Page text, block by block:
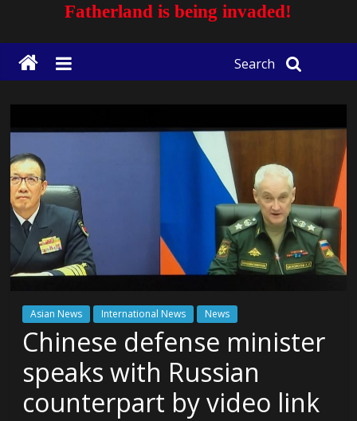
Fatherland is being invaded!
Search
Asian News International News News
Chinese defense minister
speaks with Russian
counterpart by video link